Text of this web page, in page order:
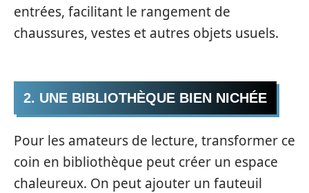
entrées, facilitant le rangement de
chaussures, vestes et autres objets usuels.
2. UNE BIBLIOTHÈQUE BIEN NICHÉE
Pour les amateurs de lecture, transformer ce
coin en bibliothèque peut créer un espace
chaleureux. On peut ajouter un fauteuil